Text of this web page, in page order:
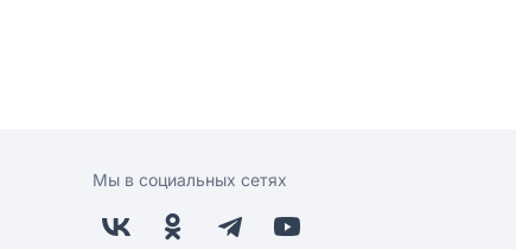
Мы в социальных сетях